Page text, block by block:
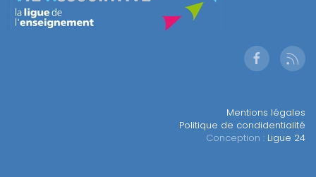
Mentions légales
Politique de condidentialité
Conception : Ligue 24